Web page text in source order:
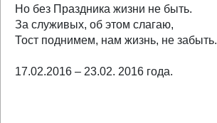
Но без Праздника жизни не быть.
За служивых, об этом слагаю,
Тост поднимем, нам жизнь, не забыть.
17.02.2016 – 23.02. 2016 года.